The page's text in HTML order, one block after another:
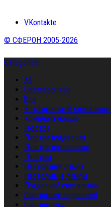
VKontakte
© СФЕРОН 2005-2026
Categories
All
Uncategorized
Бра
Встраиваемый светильник
Комплектующие
Люстра
Люстра подвесная
Люстра потолочная
Люстры
Настольная лампа
Настольные лампы
Подвесной светильник
Светильник подвесной
Светильники